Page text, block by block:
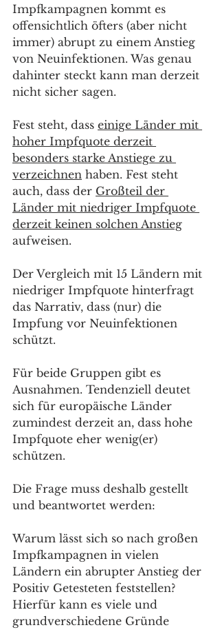
Impfkampagnen kommt es
offensichtlich öfters (aber nicht
immer) abrupt zu einem Anstieg
von Neuinfektionen. Was genau
dahinter steckt kann man derzeit
nicht sicher sagen.
Fest steht, dass einige Länder mit
hoher Impfquote derzeit
besonders starke Anstiege zu
verzeichnen haben. Fest steht
auch, dass der Großteil der
Länder mit niedriger Impfquote
derzeit keinen solchen Anstieg
aufweisen.
Der Vergleich mit 15 Ländern mit
niedriger Impfquote hinterfragt
das Narrativ, dass (nur) die
Impfung vor Neuinfektionen
schützt.
Für beide Gruppen gibt es
Ausnahmen. Tendenziell deutet
sich für europäische Länder
zumindest derzeit an, dass hohe
Impfquote eher wenig(er)
schützen.
Die Frage muss deshalb gestellt
und beantwortet werden:
Warum lässt sich so nach großen
Impfkampagnen in vielen
Ländern ein abrupter Anstieg der
Positiv Getesteten feststellen?
Hierfür kann es viele und
grundverschiedene Gründe